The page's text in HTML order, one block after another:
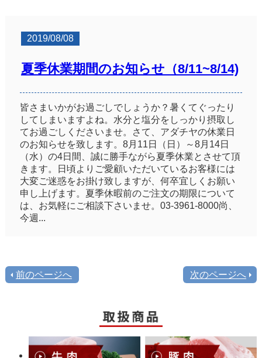
2019/08/08
夏季休業期間のお知らせ（8/11~8/14)
皆さまいかがお過ごしでしょうか？暑くてぐったり
してしまいますよね。水分と塩分をしっかり摂取し
てお過ごしくださいませ。さて、アダチヤの休業日
のお知らせを致します。8月11日（日）～8月14日
（水）の4日間、誠に勝手ながら夏季休業とさせて頂
きます。日頃よりご愛顧いただいているお客様には
大変ご迷惑をお掛け致しますが、何卒宜しくお願い
申し上げます。夏季休暇前のご注文の期限について
は、お気軽にご相談下さいませ。03-3961-8000尚、
今週...
前のページへ 次のページへ